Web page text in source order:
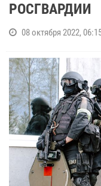
РОСГВАРДИИ
08 октября 2022,